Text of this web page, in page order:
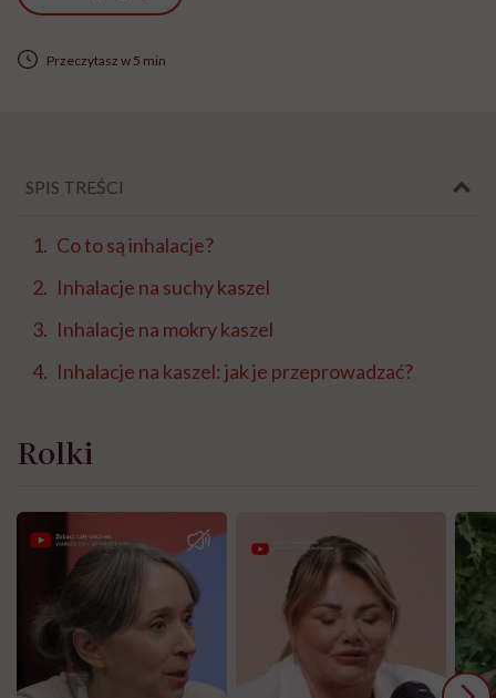
Przeczytasz w 5 min
SPIS TREŚCI
Co to są inhalacje?
Inhalacje na suchy kaszel
Inhalacje na mokry kaszel
Inhalacje na kaszel: jak je przeprowadzać?
Rolki